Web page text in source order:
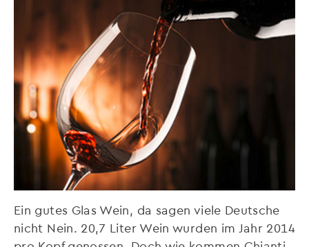
Ein gutes Glas Wein, da sagen viele Deutsche
nicht Nein. 20,7 Liter Wein wurden im Jahr 2014